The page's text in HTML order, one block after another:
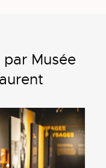
Musée